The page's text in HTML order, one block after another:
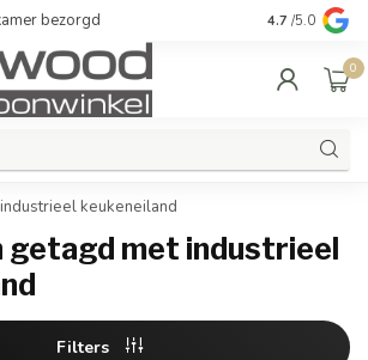
bezorgd Kwaliteit &
4.7 /5.0
0
industrieel keukeneiland
getagd met industrieel
Filters